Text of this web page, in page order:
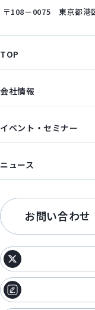
〒108－0075 東京都港
TOP
会社情報
イベント・セミナー
ニュース
お問い合わせ